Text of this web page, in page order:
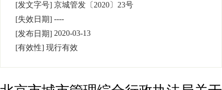
[发文字号] 京城管发 〔 2020〕 23号
[失效日期] ----
[发布日期] 2020-03-13
[有效性] 现行有效